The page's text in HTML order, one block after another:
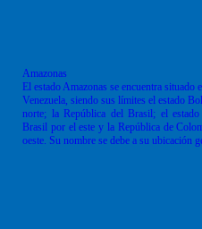
Amazonas
El estado Amazonas se encuentra situado
Venezuela, siendo sus límites el estado
norte; la República del Brasil; el
Brasil por el este y la República de
oeste. Su nombre se debe a su ubicación